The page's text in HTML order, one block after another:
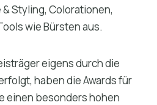
Styling, Colorationen,
wie Bürsten aus.
eigens durch die
haben die Awards für
einen besonders hohen